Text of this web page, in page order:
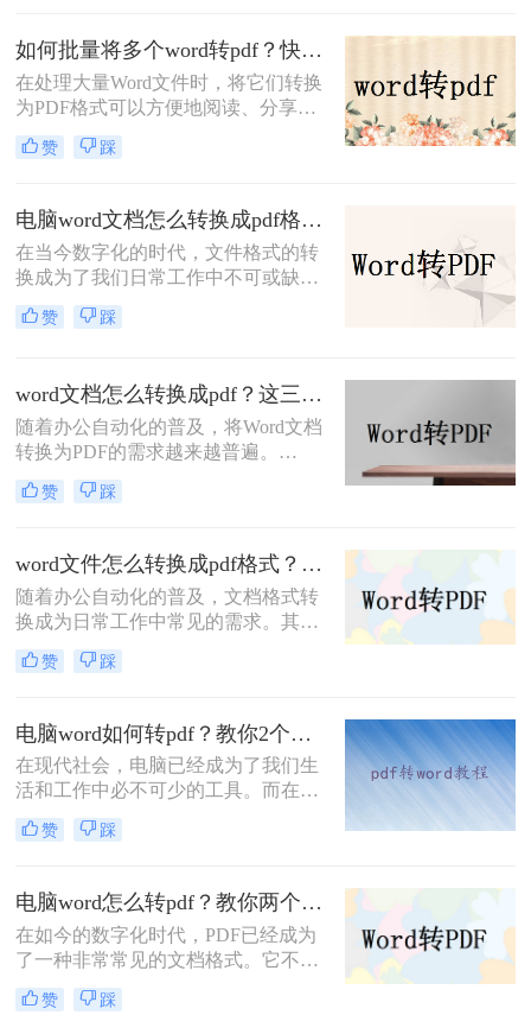
以下将介绍三种简单易行的方法，帮
助您将电脑上的Word文件转换成PDF
格式。
如何批量将多个word转pdf？快来跟我学这两个妙招！
​在处理大量Word文件时，将它们转换
为PDF格式可以方便地阅读、分享或
打印。批量转换可以大大提高工作效
率，减少单个转换的时间和繁琐性。
word转pdf方法，帮助您轻松完成大量
文件的格式转换。
赞 踩
电脑word文档怎么转换成pdf格式？这三种高效方法分享给你！
在当今数字化的时代，文件格式的转
换成为了我们日常工作中不可或缺的
一部分。其中，将Word文档转换为
PDF格式特别受到许多用户的青睐。
过程中需要注意的事项。
赞 踩
word文档怎么转换成pdf？这三种方法，任你选择！
随着办公自动化的普及，将Word文档
转换为PDF的需求越来越普遍。
PDF（Portable Document Format）是
一种通用的文件格式，能够保持文档
备和平台之间共享和阅读。本文将为
你介绍word文档怎么转换成pdf方法，
并分享一些注意事项。
赞 踩
word文件怎么转换成pdf格式？这二个转换技巧职场人必知~
随着办公自动化的普及，文档格式转
换成为日常工作中常见的需求。其
中，将Word文件转换为PDF格式是一
个非常实用的操作。本文将为您详细
提供一些实用的技巧和建议。
赞 踩
电脑word如何转pdf？教你2个工具轻松掌握转换方法
在现代社会，电脑已经成为了我们生
活和工作中必不可少的工具。而在办
公工作中，我们常常需要将word文档
转换为PDF格式，在保证文件不被恶
和打印。那么，今天我将为大家介绍
电脑word如何转pdf的方法，让我们一
起来了解一下吧！
赞 踩
电脑word怎么转pdf？教你两个转换方法！
在如今的数字化时代，PDF已经成为
了一种非常常见的文档格式。它不仅
可以保持文件的格式和排版，还可以
跨平台共享和打印。在很多情况下，
赞 踩